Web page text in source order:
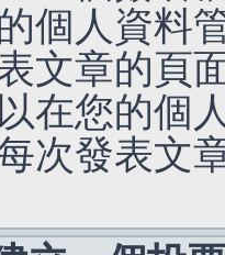
個人資料
文章的頁
在您的個
次發表文